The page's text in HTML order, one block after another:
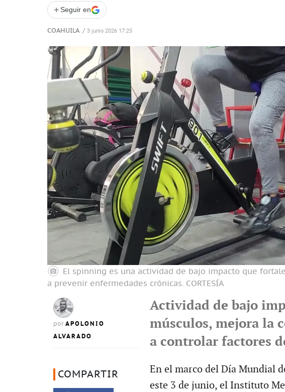
+ Seguir en
COAHUILA / 3 junio 2026 17:25
El spinning es una actividad de bajo impacto que
a prevenir enfermedades crónicas. CORTESÍA
por APOLONIO
ALVARADO
COMPARTIR
Actividad de bajo
músculos, mejora la
a controlar factores
En el marco del Día Mundial
este 3 de junio, el Instituto